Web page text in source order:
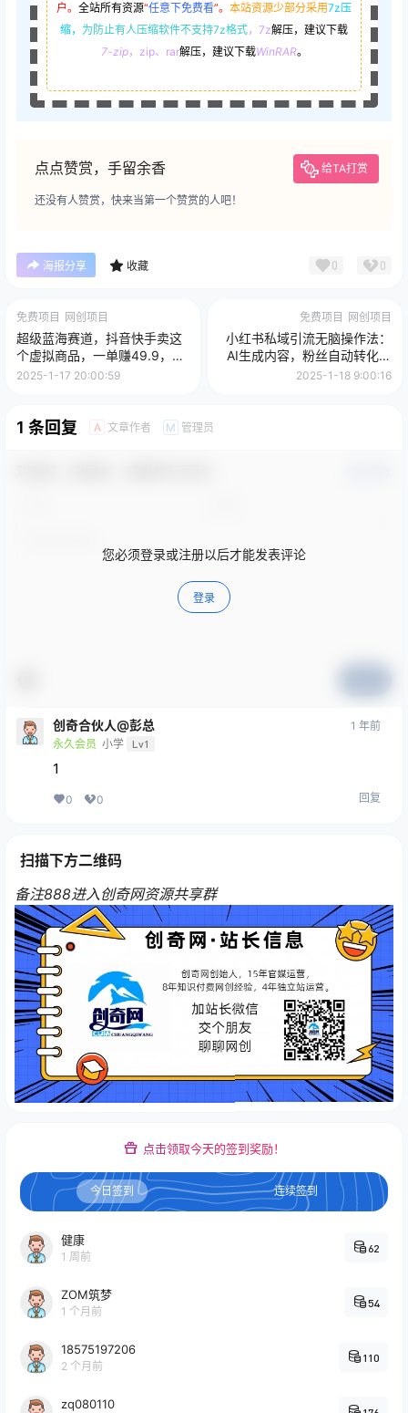
户。 全站所有资源“任意下免费看”。 本站资源少部分采用7z压
缩， 为防止有人压缩软件不支持7z格式，7z解压，建议下载
7-zip，zip、rar解压，建议下载WinRAR。
点点赞赏，手留余香 给TA打赏
还没有人赞赏，快来当第一个赞赏的人吧！
海报分享 收藏 0 0
免费项目 网创项目
超级蓝海赛道，抖音快手卖这
个虚拟商品，一单赚49.9，轻
松月入过万
2025-1-17 20:00:59
免费项目 网创项目
小红书私域引流无脑操作法：
AI生成内容，粉丝自动转化，
新手轻松日引500+创业粉
2025-1-18 9:00:16
1 条回复 A 文章作者 M 管理员
您必须登录或注册以后才能发表评论
登录
创奇合伙人@彭总
永久会员 小学 Lv1
1 年前
1
0 0 回复
扫描下方二维码
备注888进入创奇网资源共享群
点击领取今天的签到奖励！
今日签到 连续签到
健康
1 周前
62
ZOM筑梦
1 个月前
54
18575197206
2 个月前
110
zq080110